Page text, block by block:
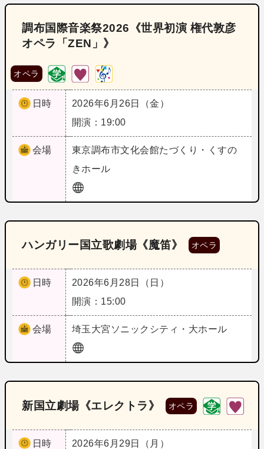
調布国際音楽祭2026《世界初演 権代敦彦
オペラ「ZEN」》
オペラ
日時
2026年6月26日（金）
開演：19:00
会場 東京調布市文化会館たづくり・くすの
きホール
ハンガリー国立歌劇場《魔笛》 オペラ
日時
2026年6月28日（日）
開演：15:00
会場 埼玉 大宮ソニックシティ・大ホール
新国立劇場《エレクトラ》 オペラ
日時
2026年6月29日（月）